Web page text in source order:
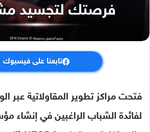
تابعنا على فيسبوك
فتحت مراكز تطوير المقاولاتية عبر
لفائدة الشباب الراغبين في إنشاء